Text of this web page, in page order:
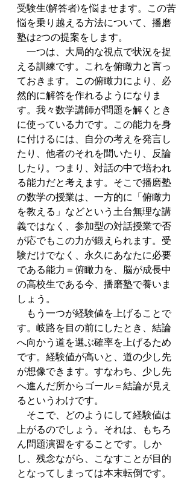
受験生(解答者)を悩ませます。この苦
悩を乗り越える方法について、播磨
塾は2つの提案をします。
一つは、大局的な視点で状況を捉
える訓練です。これを俯瞰力と言っ
ておきます。この俯瞰力により、必
然的に解答を作れるようになりま
す。我々数学講師が問題を解くとき
に使っている力です。この能力を身
に付けるには、自分の考えを発言し
たり、他者のそれを聞いたり、反論
したり。つまり、対話の中で培われ
る能力だと考えます。そこで播磨塾
の数学の授業は、一方的に「俯瞰力
を教える」などという土台無理な講
義ではなく、参加型の対話授業で否
が応でもこの力が鍛えられます。受
験だけでなく、永久にあなたに必要
である能力＝俯瞰力を、脳が成長中
の高校生である今、播磨塾で養いま
しょう。
もう一つが経験値を上げることで
す。岐路を目の前にしたとき、結論
へ向かう道を選ぶ確率を上げるため
です。経験値が高いと、道の少し先
が想像できます。すなわち、少し先
へ進んだ所からゴール＝結論が見え
るというわけです。
そこで、どのようにして経験値は
上がるのでしょう。それは、もちろ
ん問題演習をすることです。しか
し、残念ながら、こなすことが目的
となってしまっては本末転倒です。